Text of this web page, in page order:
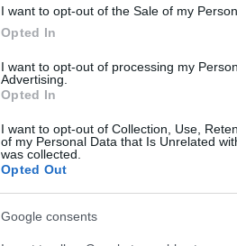
I want to opt-out of the Sale of my
Opted In
I want to opt-out of processing my
Advertising.
Opted In
I want to opt-out of Collection, Use,
of my Personal Data that Is Unrelated
was collected.
Opted Out
Google consents